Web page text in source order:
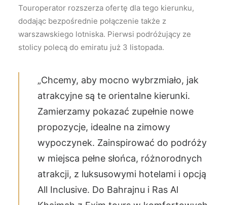
Touroperator rozszerza ofertę dla tego kierunku,
dodając bezpośrednie połączenie także z
warszawskiego lotniska. Pierwsi podróżujący ze
stolicy polecą do emiratu już 3 listopada.
„Chcemy, aby mocno wybrzmiało, jak
atrakcyjne są te orientalne kierunki.
Zamierzamy pokazać zupełnie nowe
propozycje, idealne na zimowy
wypoczynek. Zainspirować do podróży
w miejsca pełne słońca, różnorodnych
atrakcji, z luksusowymi hotelami i opcją
All Inclusive. Do Bahrajnu i Ras Al